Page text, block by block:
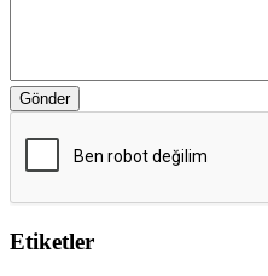
Gönder
Etiketler